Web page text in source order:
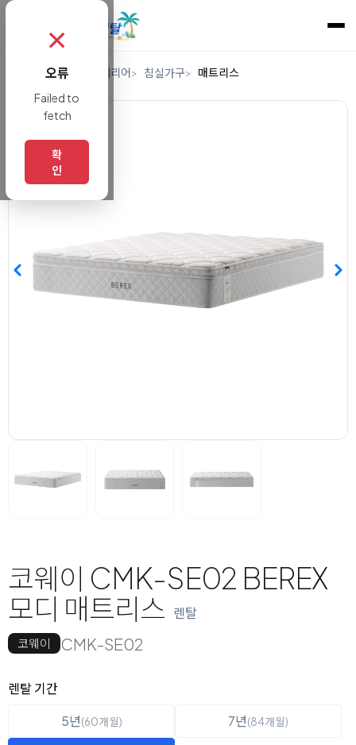
렌탈 가구/인테리어 침실가구 매트리스
코웨이 CMK-SE02 BEREX
모디 매트리스 렌탈
코웨이 CMK-SE02
옵션 선택
렌탈 선택
렌탈 기간
5년(60개월) 7년(84개월)
✗
오류
Failed to
fetch
확
인